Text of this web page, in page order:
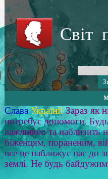
Світ
Слава Україні! Зараз як
потребує допомоги.
важливою та наблизить
біженцям, пораненим,
все це наближує нас до
землі. Не будь